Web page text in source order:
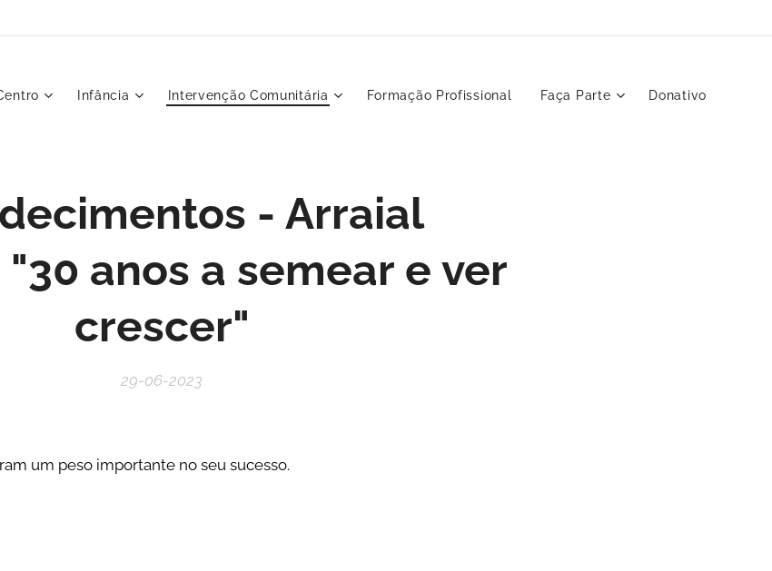
Infância Intervenção Comunitária Formação Profissional Faça Parte Donativo
- Arraial
anos a semear e ver
crescer"
29-06-2023
um peso importante no seu sucesso.